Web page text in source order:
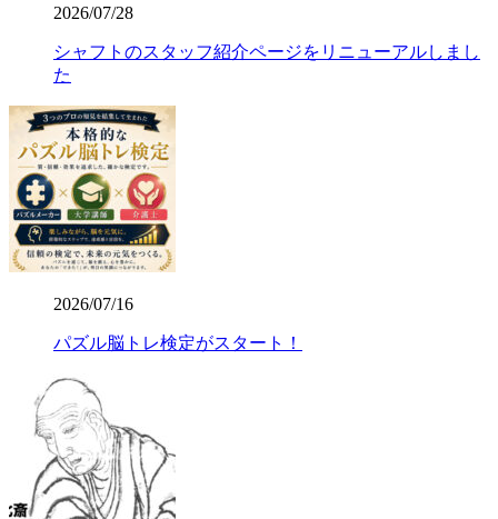
2026/07/28
シャフトのスタッフ紹介ページをリニューアルしまし
た
2026/07/16
パズル脳トレ検定がスタート！